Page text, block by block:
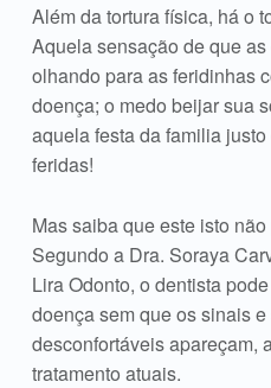
Além da tortura física, há o
Aquela sensação de que
olhando para as feridinhas
doença; o medo beijar sua
aquela festa da familia
feridas!
Mas saiba que este isto
Segundo a Dra. Soraya
Lira Odonto, o dentista
doença sem que os sinais
desconfortáveis apareçam,
tratamento atuais.